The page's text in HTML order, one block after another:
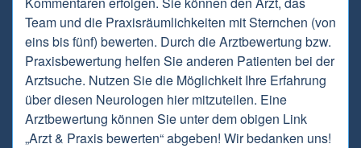
Team und die Praxisräumlichkeiten mit Sternchen (von
eins bis fünf) bewerten. Durch die Arztbewertung bzw.
Praxisbewertung helfen Sie anderen Patienten bei der
Arztsuche. Nutzen Sie die Möglichkeit Ihre Erfahrung
über diesen Neurologen hier mitzuteilen. Eine
Arztbewertung können Sie unter dem obigen Link
„Arzt & Praxis bewerten“ abgeben! Wir bedanken uns!